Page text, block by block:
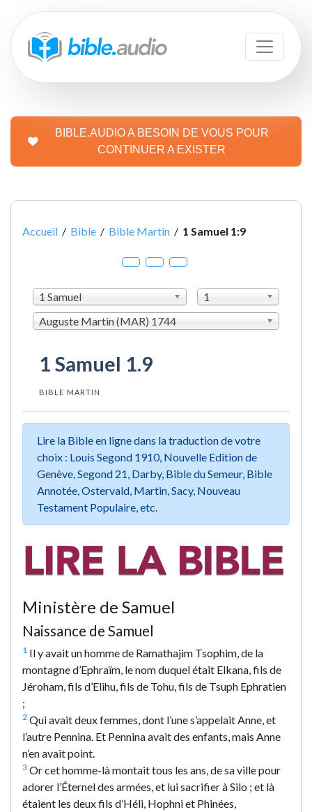
BIBLE.AUDIO A BESOIN DE VOUS POUR
CONTINUER A EXISTER
Accueil / Bible / Bible Martin / 1 Samuel 1:9
1 Samuel
1
Auguste Martin (MAR) 1744
1 Samuel 1.9
BIBLE MARTIN
Lire la Bible en ligne dans la traduction de votre
choix : Louis Segond 1910, Nouvelle Edition de
Genève, Segond 21, Darby, Bible du Semeur, Bible
Annotée, Ostervald, Martin, Sacy, Nouveau
Testament Populaire, etc.
Ministère de Samuel
Naissance de Samuel
1 Il y avait un homme de Ramathajim Tsophim, de la
montagne d’Ephraïm, le nom duquel était Elkana, fils de
Jéroham, fils d’Elihu, fils de Tohu, fils de Tsuph Ephratien
;
2 Qui avait deux femmes, dont l’une s’appelait Anne, et
l’autre Pennina. Et Pennina avait des enfants, mais Anne
n’en avait point.
3 Or cet homme-là montait tous les ans, de sa ville pour
adorer l’Éternel des armées, et lui sacrifier à Silo ; et là
étaient les deux fils d’Héli, Hophni et Phinées,